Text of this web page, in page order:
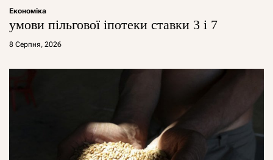
Економіка
умови пільгової іпотеки ставки 3 і 7
8 Серпня, 2026